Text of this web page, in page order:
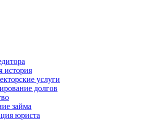
история
услуги
долгов
займа
юриста